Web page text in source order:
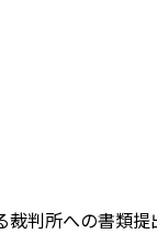
判所への書類